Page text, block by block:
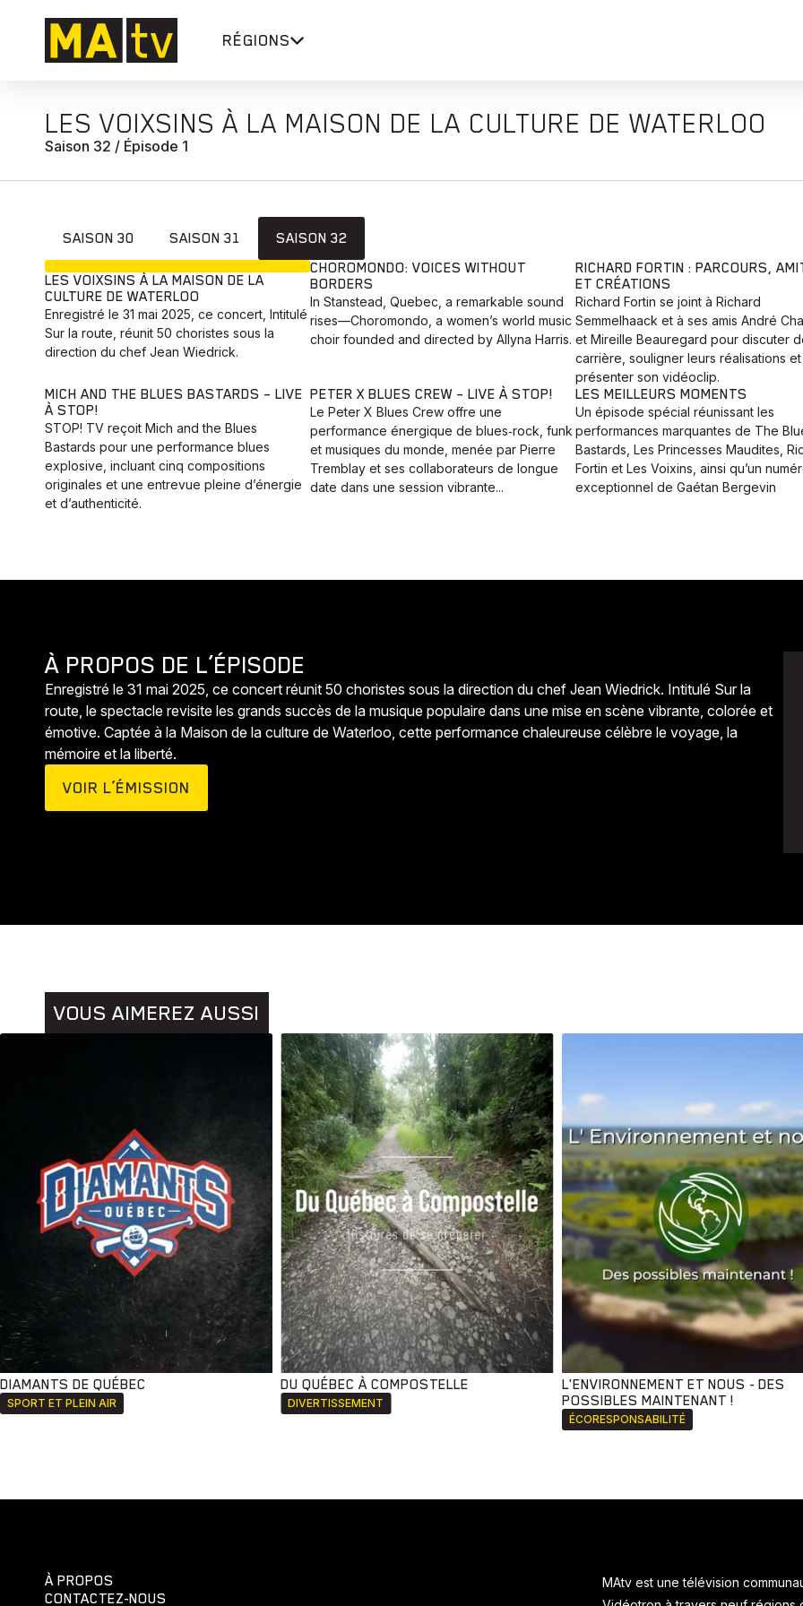
RÉGIONS
LES VOIXSINS À LA MAISON DE LA CULTURE DE WATERLOO
Saison 32 / Épisode 1
SAISON 30 SAISON 31
SAISON 32
LES VOIXSINS À LA MAISON DE LA
CULTURE DE WATERLOO
Enregistré le 31 mai 2025, ce concert, Intitulé
Sur la route, réunit 50 choristes sous la
direction du chef Jean Wiedrick.
CHOROMONDO: VOICES WITHOUT
BORDERS
In Stanstead, Quebec, a remarkable sound
rises—Choromondo, a women’s world music
choir founded and directed by Allyna Harris.
RICHARD FORTIN : PARCOURS,
ET CRÉATIONS
Richard Fortin se joint à Richard
Semmelhaack et à ses amis André
et Mireille Beauregard pour discuter
carrière, souligner leurs réalisations et
présenter son vidéoclip.
MICH AND THE BLUES BASTARDS – LIVE
À STOP!
STOP! TV reçoit Mich and the Blues
Bastards pour une performance blues
explosive, incluant cinq compositions
originales et une entrevue pleine d’énergie
et d’authenticité.
PETER X BLUES CREW – LIVE À STOP!
Le Peter X Blues Crew offre une
performance énergique de blues‑rock, funk
et musiques du monde, menée par Pierre
Tremblay et ses collaborateurs de longue
date dans une session vibrante...
LES MEILLEURS MOMENTS
Un épisode spécial réunissant les
performances marquantes de The
Bastards, Les Princesses Maudites,
Fortin et Les Voixins, ainsi qu’un
exceptionnel de Gaétan Bergevin
À PROPOS DE L’ÉPISODE
Enregistré le 31 mai 2025, ce concert réunit 50 choristes sous la direction du chef Jean Wiedrick. Intitulé Sur la
route, le spectacle revisite les grands succès de la musique populaire dans une mise en scène vibrante, colorée et
émotive. Captée à la Maison de la culture de Waterloo, cette performance chaleureuse célèbre le voyage, la
mémoire et la liberté.
VOIR L’ÉMISSION
VOUS AIMEREZ AUSSI
DIAMANTS DE QUÉBEC
SPORT ET PLEIN AIR
DU QUÉBEC À COMPOSTELLE
DIVERTISSEMENT
L'ENVIRONNEMENT ET NOUS - DES
POSSIBLES MAINTENANT !
ÉCORESPONSABILITÉ
À PROPOS
CONTACTEZ-NOUS
MAtv est une télévision